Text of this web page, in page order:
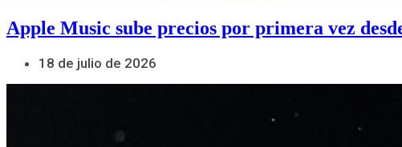
Apple Music sube precios por primera vez
18 de julio de 2026